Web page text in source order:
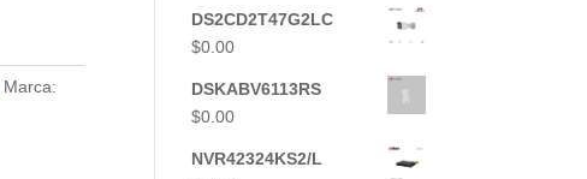
Marca:
DS2CD2T47G2LC
$0.00
DSKABV6113RS
$0.00
NVR42324KS2/L